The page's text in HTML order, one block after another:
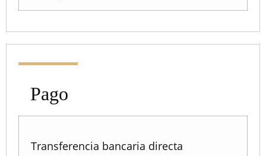
Pago
Transferencia bancaria directa